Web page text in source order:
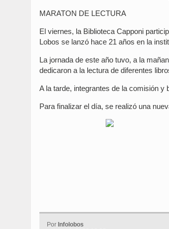
MARATON DE LECTURA
El viernes, la Biblioteca Capponi
Lobos se lanzó hace 21 años en la
La jornada de este año tuvo, a la
dedicaron a la lectura de diferentes
A la tarde, integrantes de la comisión y
Para finalizar el día, se realizó una
Por Infolobos